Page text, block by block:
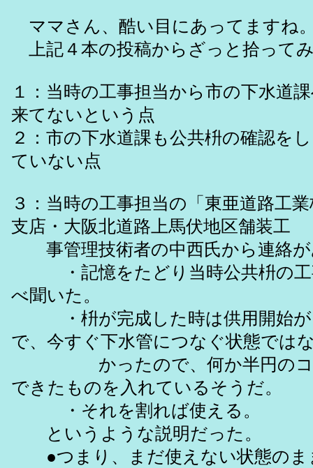
ママさん、酷い目にあってますね
上記４本の投稿からざっと拾って
１：当時の工事担当から市の下水道
来てないという点
２：市の下水道課も公共枡の確認を
ていない点
３：当時の工事担当の「東亜道路工
支店・大阪北道路上馬伏地区舗装工
事管理技術者の中西氏から連絡が
・記憶をたどり当時公共枡の工
べ聞いた。
・枡が完成した時は供用開始が
で、今すぐ下水管につなぐ状態では
かったので、何か半円のコ
できたものを入れているそうだ。
・それを割れば使える。
というような説明だった。
●つまり、まだ使えない状態のま